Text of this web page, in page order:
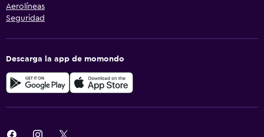
Aerolíneas
Seguridad
Descarga la app de momondo